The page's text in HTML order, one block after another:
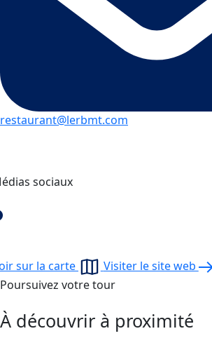
restaurant@lerbmt.com
sociaux
sur la carte
Visiter le site web
Poursuivez votre tour
À découvrir à proximité